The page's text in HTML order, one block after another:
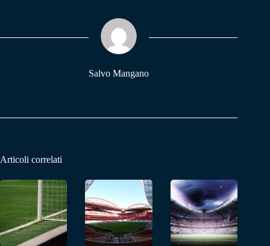
pp m
Salvo Mangano
Articoli correlati